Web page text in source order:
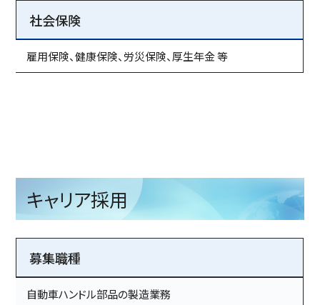
社会保険
雇用保険、健康保険、労災保険、厚生年金 等
キャリア採用
募集職種
自動車ハンドル部品の製造業務